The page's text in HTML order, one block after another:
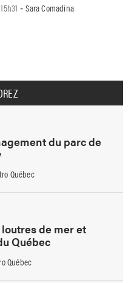
-Sara Comadina
du parc de
Québec
de mer et
Québec
Québec